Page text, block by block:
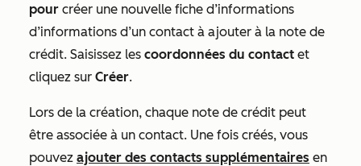
pour créer une nouvelle fiche d’informations
d’informations d’un contact à ajouter à la note de
crédit. Saisissez les coordonnées du contact et
cliquez sur Créer.
Lors de la création, chaque note de crédit peut
être associée à un contact. Une fois créés, vous
pouvez ajouter des contacts supplémentaires en